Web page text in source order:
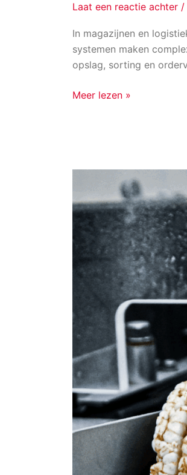
Laat een reactie achter /
In magazijnen en
systemen maken
opslag, sorting en
Meer lezen »
actuatoren
voor
precisie
hygiëne